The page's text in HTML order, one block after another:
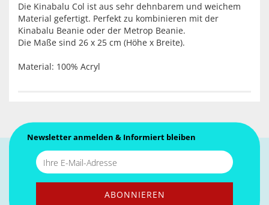
Die Kinabalu Col ist aus sehr dehnbarem und weichem
Material gefertigt. Perfekt zu kombinieren mit der
Kinabalu Beanie oder der Metrop Beanie.
Die Maße sind 26 x 25 cm (Höhe x Breite).
Material: 100% Acryl
Newsletter anmelden & Informiert bleiben